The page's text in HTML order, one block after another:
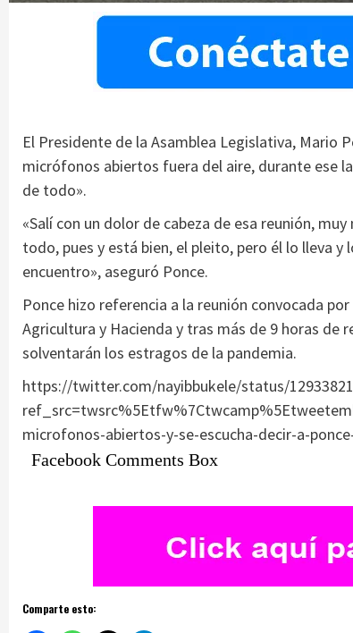
El Presidente de la Asamblea Legislativa, Mario
micrófonos abiertos fuera del aire, durante ese
de todo».
«Salí con un dolor de cabeza de esa reunión,
todo, pues y está bien, el pleito, pero él lo lleva
encuentro», aseguró Ponce.
Ponce hizo referencia a la reunión convocada
Agricultura y Hacienda y tras más de 9 horas
solventarán los estragos de la pandemia.
https://twitter.com/nayibbukele/status/
microfonos-abiertos-y-se-escucha-decir-a-
Facebook Comments Box
Comparte esto: